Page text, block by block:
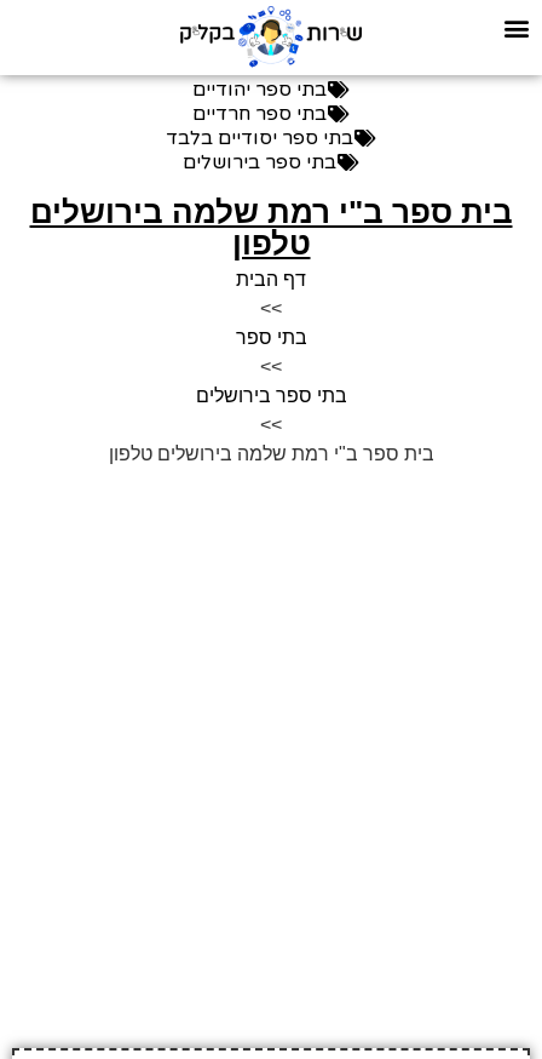
בתי ספר יהודיים
בתי ספר חרדיים
בתי ספר יסודיים בלבד
בתי ספר בירושלים
בית ספר ב"י רמת שלמה בירושלים
טלפון
דף הבית
>>
בתי ספר
>>
בתי ספר בירושלים
>>
בית ספר ב"י רמת שלמה בירושלים טלפון